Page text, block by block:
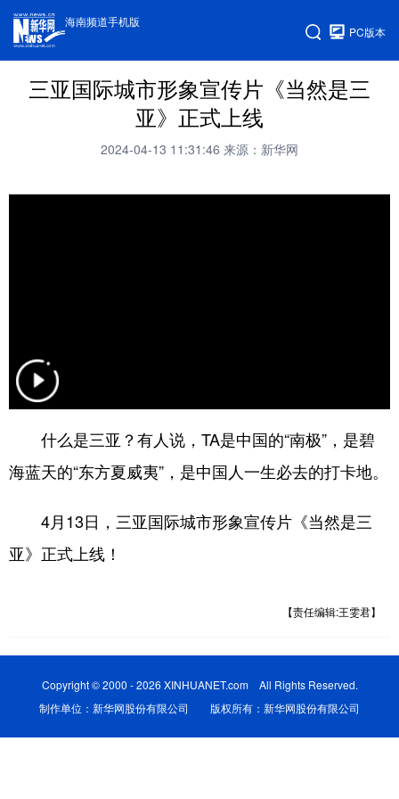
海南频道手机版
PC版本
三亚国际城市形象宣传片《当然是三
亚》正式上线
2024-04-13 11:31:46 来源：新华网
什么是三亚？有人说，TA是中国的“南极”，是碧
海蓝天的“东方夏威夷”，是中国人一生必去的打卡地。
4月13日，三亚国际城市形象宣传片《当然是三
亚》正式上线！
【责任编辑:王雯君】
Copyright © 2000 - 2026 XINHUANET.com All Rights Reserved.
制作单位：新华网股份有限公司 版权所有：新华网股份有限公司